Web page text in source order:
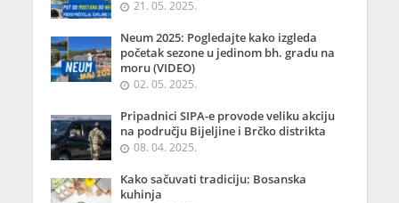
21. 05. 2025.
Neum 2025: Pogledajte kako izgleda
početak sezone u jedinom bh. gradu na
moru (VIDEO)
02. 05. 2025.
Pripadnici SIPA-e provode veliku akciju
na području Bijeljine i Brčko distrikta
08. 04. 2025.
Kako sačuvati tradiciju: Bosanska
kuhinja